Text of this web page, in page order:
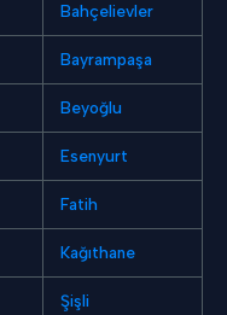
Bahçelievler
Bayrampaşa
Beyoğlu
Esenyurt
Fatih
Kağıthane
Şişli